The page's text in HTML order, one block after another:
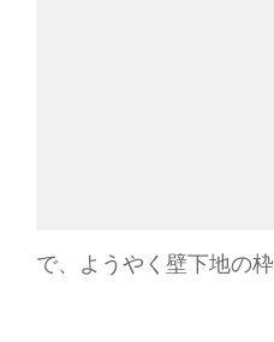
で、ようやく壁下地の